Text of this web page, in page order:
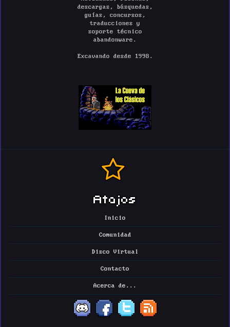
descargas, búsquedas,
guías, concursos,
traducciones y
soporte técnico
abandonware.
Excavando desde 1998.
Atajos
Inicio
Comunidad
Disco Virtual
Contacto
Acerca de...